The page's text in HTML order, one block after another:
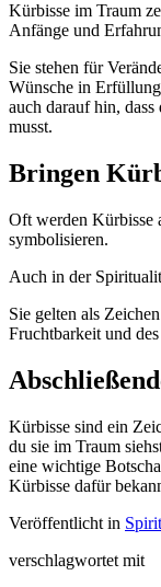
Kürbisse im Traum
Anfänge und
Sie stehen für
Wünsche in
auch darauf hin,
musst.
Bringen
Oft werden Kürbisse
symbolisieren.
Auch in der
Sie gelten als
Fruchtbarkeit und
Kürbisse sind ein
du sie im Traum
eine wichtige
Kürbisse dafür
Veröffentlicht in
verschlagwortet mit